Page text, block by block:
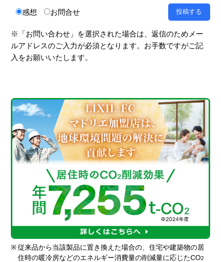
感想 お問合せ
※「お問い合わせ」を選択された場合は、返信のためメー
ルアドレスのご入力が必須となります。お手数ですがご記
入をお願いいたします。
※ 従来品から当該製品に置き換えた場合の、住宅や建築物の居
住時の暖冷房などのエネルギー消費量の削減量に応じたCO2